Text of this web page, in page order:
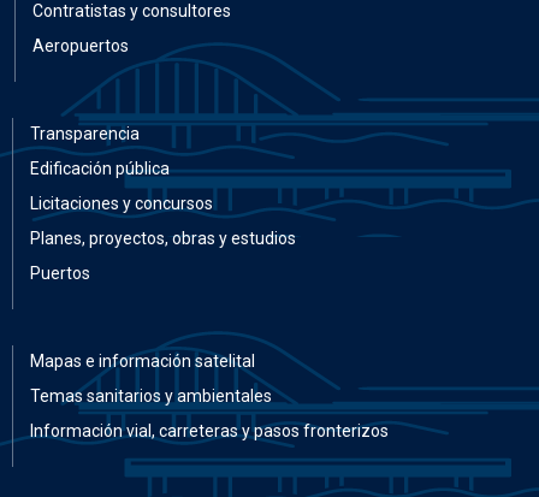
Contratistas y consultores
Aeropuertos
Transparencia
Edificación pública
Licitaciones y concursos
Planes, proyectos, obras y estudios
Puertos
Mapas e información satelital
Temas sanitarios y ambientales
Información vial, carreteras y pasos fronterizos